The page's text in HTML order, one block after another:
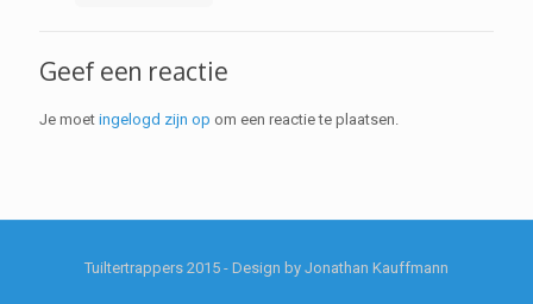
Geef een reactie
Je moet ingelogd zijn op om een reactie te plaatsen.
Tuiltertrappers 2015 - Design by Jonathan Kauffmann